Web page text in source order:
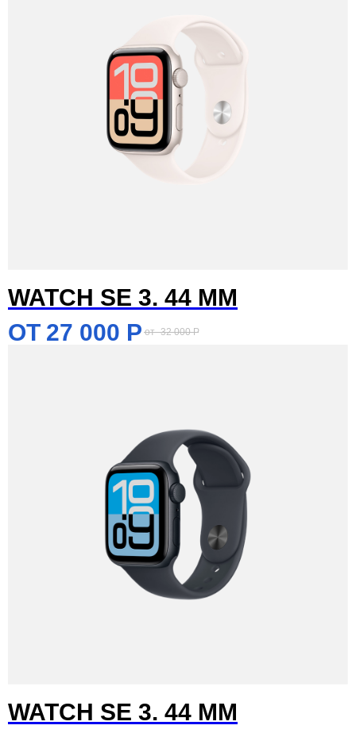
WATCH SE 3. 44 MM
27 000 Р 32 000 Р
WATCH SE 3. 44 MM